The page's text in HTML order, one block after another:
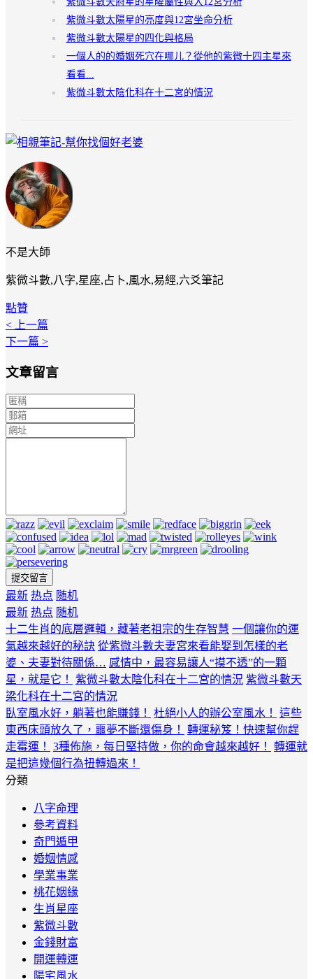
紫微斗數太陽星的亮度與12宮坐命分析
紫微斗數太陽星的四化與格局
一個人的的婚姻死穴在哪儿？從他的紫微十四主星來
看看...
紫微斗數太陰化科在十二宮的情況
不是大師
紫微斗數,八字,星座,占卜,風水,易經,六爻筆記
點贊
< 上一篇
下一篇 >
文章留言
最新 热点 随机
最新 热点 随机
十二生肖的底層邏輯，藏著老祖宗的生存智慧 一個讓你的運
氣越來越好的秘訣 從紫微斗數夫妻宮來看能娶到怎樣的老
婆、夫妻對待關係… 感情中，最容易讓人“摸不透”的一顆
星，就是它！
紫微斗數太陰化科在十二宮的情況 紫微斗數天
梁化科在十二宮的情況
臥室風水好，躺著也能賺錢！
杜絕小人的辦公室風水！
這些
東西床頭放久了，噩夢不斷還傷身！
轉運秘笈！快速幫你趕
走霉運！
3種佈施，每日堅持做，你的命會越來越好！
轉運就
是把這幾個行為扭轉過來！
分類
八字命理
參考資料
奇門遁甲
婚姻情感
學業事業
桃花姻緣
生肖星座
紫微斗數
金錢財富
開運轉運
陽宅風水